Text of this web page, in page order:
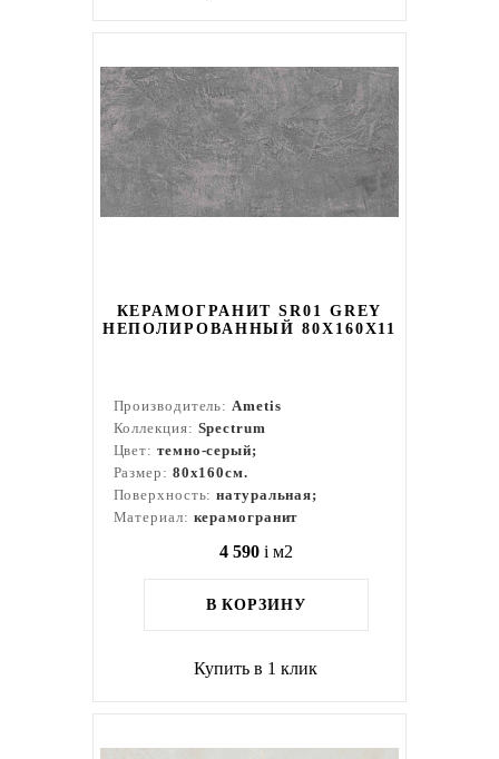
КЕРАМОГРАНИТ SR01 GREY
НЕПОЛИРОВАННЫЙ 80X160Х11
Производитель:Ametis
Коллекция: Spectrum
Цвет: темно-серый;
Размер: 80x160см.
Поверхность:натуральная;
Материал: керамогранит
4 590 i м2
В КОРЗИНУ
Купить в 1 клик